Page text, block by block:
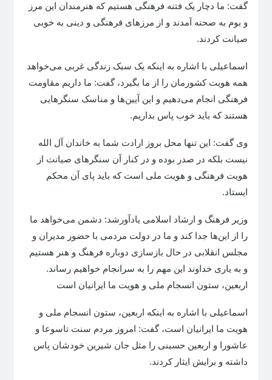
گفت: ما دچار یک فتنه فرهنگی هستیم که هنرمندان این مرز
و بوم به صحنه آمدند و از مرز‌های فرهنگی و دینی به خوبی
صیانت کردند.
اسماعیلی با اشاره به اینکه یک سبک زندگی غربی می‌خواهد
همه هویت کشورمان را از ما بگیرد، گفت: ما داریم مقاومت
فرهنگی انجام می‌دهیم و این آیین‌ها و مناسک سنگر‌هایی
هستند که باید خوب پاس بداریم.
وی گفت: این تنها محل بروز ارادت شما به خاندان آل الله
نیست بلکه در صدر بوده و در کنار آن سنگر‌های صیانت از
هویت فرهنگی و هویت ملی است که باید پای آن محکم
ایستاد.
وزیر فرهنگ و ارشاد اسلامی یادآورشد: دشمن می‌خواهد ما
را از این‌ها جدا کند و ما در دولت مردمی با حضور مدیران و
مجلس انقلابی در حال بازسازی دوباره فرهنگ و هنر هستیم
و به یاری خداوند این مهم را به سرانجام خواهیم رساند.
اربعین، ستون انسجام ملی و هویت ما ایرانیان است
اسماعیلی با اشاره به اینکه اربعین، ستون انسجام ملی و
هویت ما ایرانیان است، گفت: امروز مردم سنت تاسوعا و
عاشورا و اربعین حسینی را مثل جان شیرین خودشان پاس
داشته و برایش ایثار کردند.